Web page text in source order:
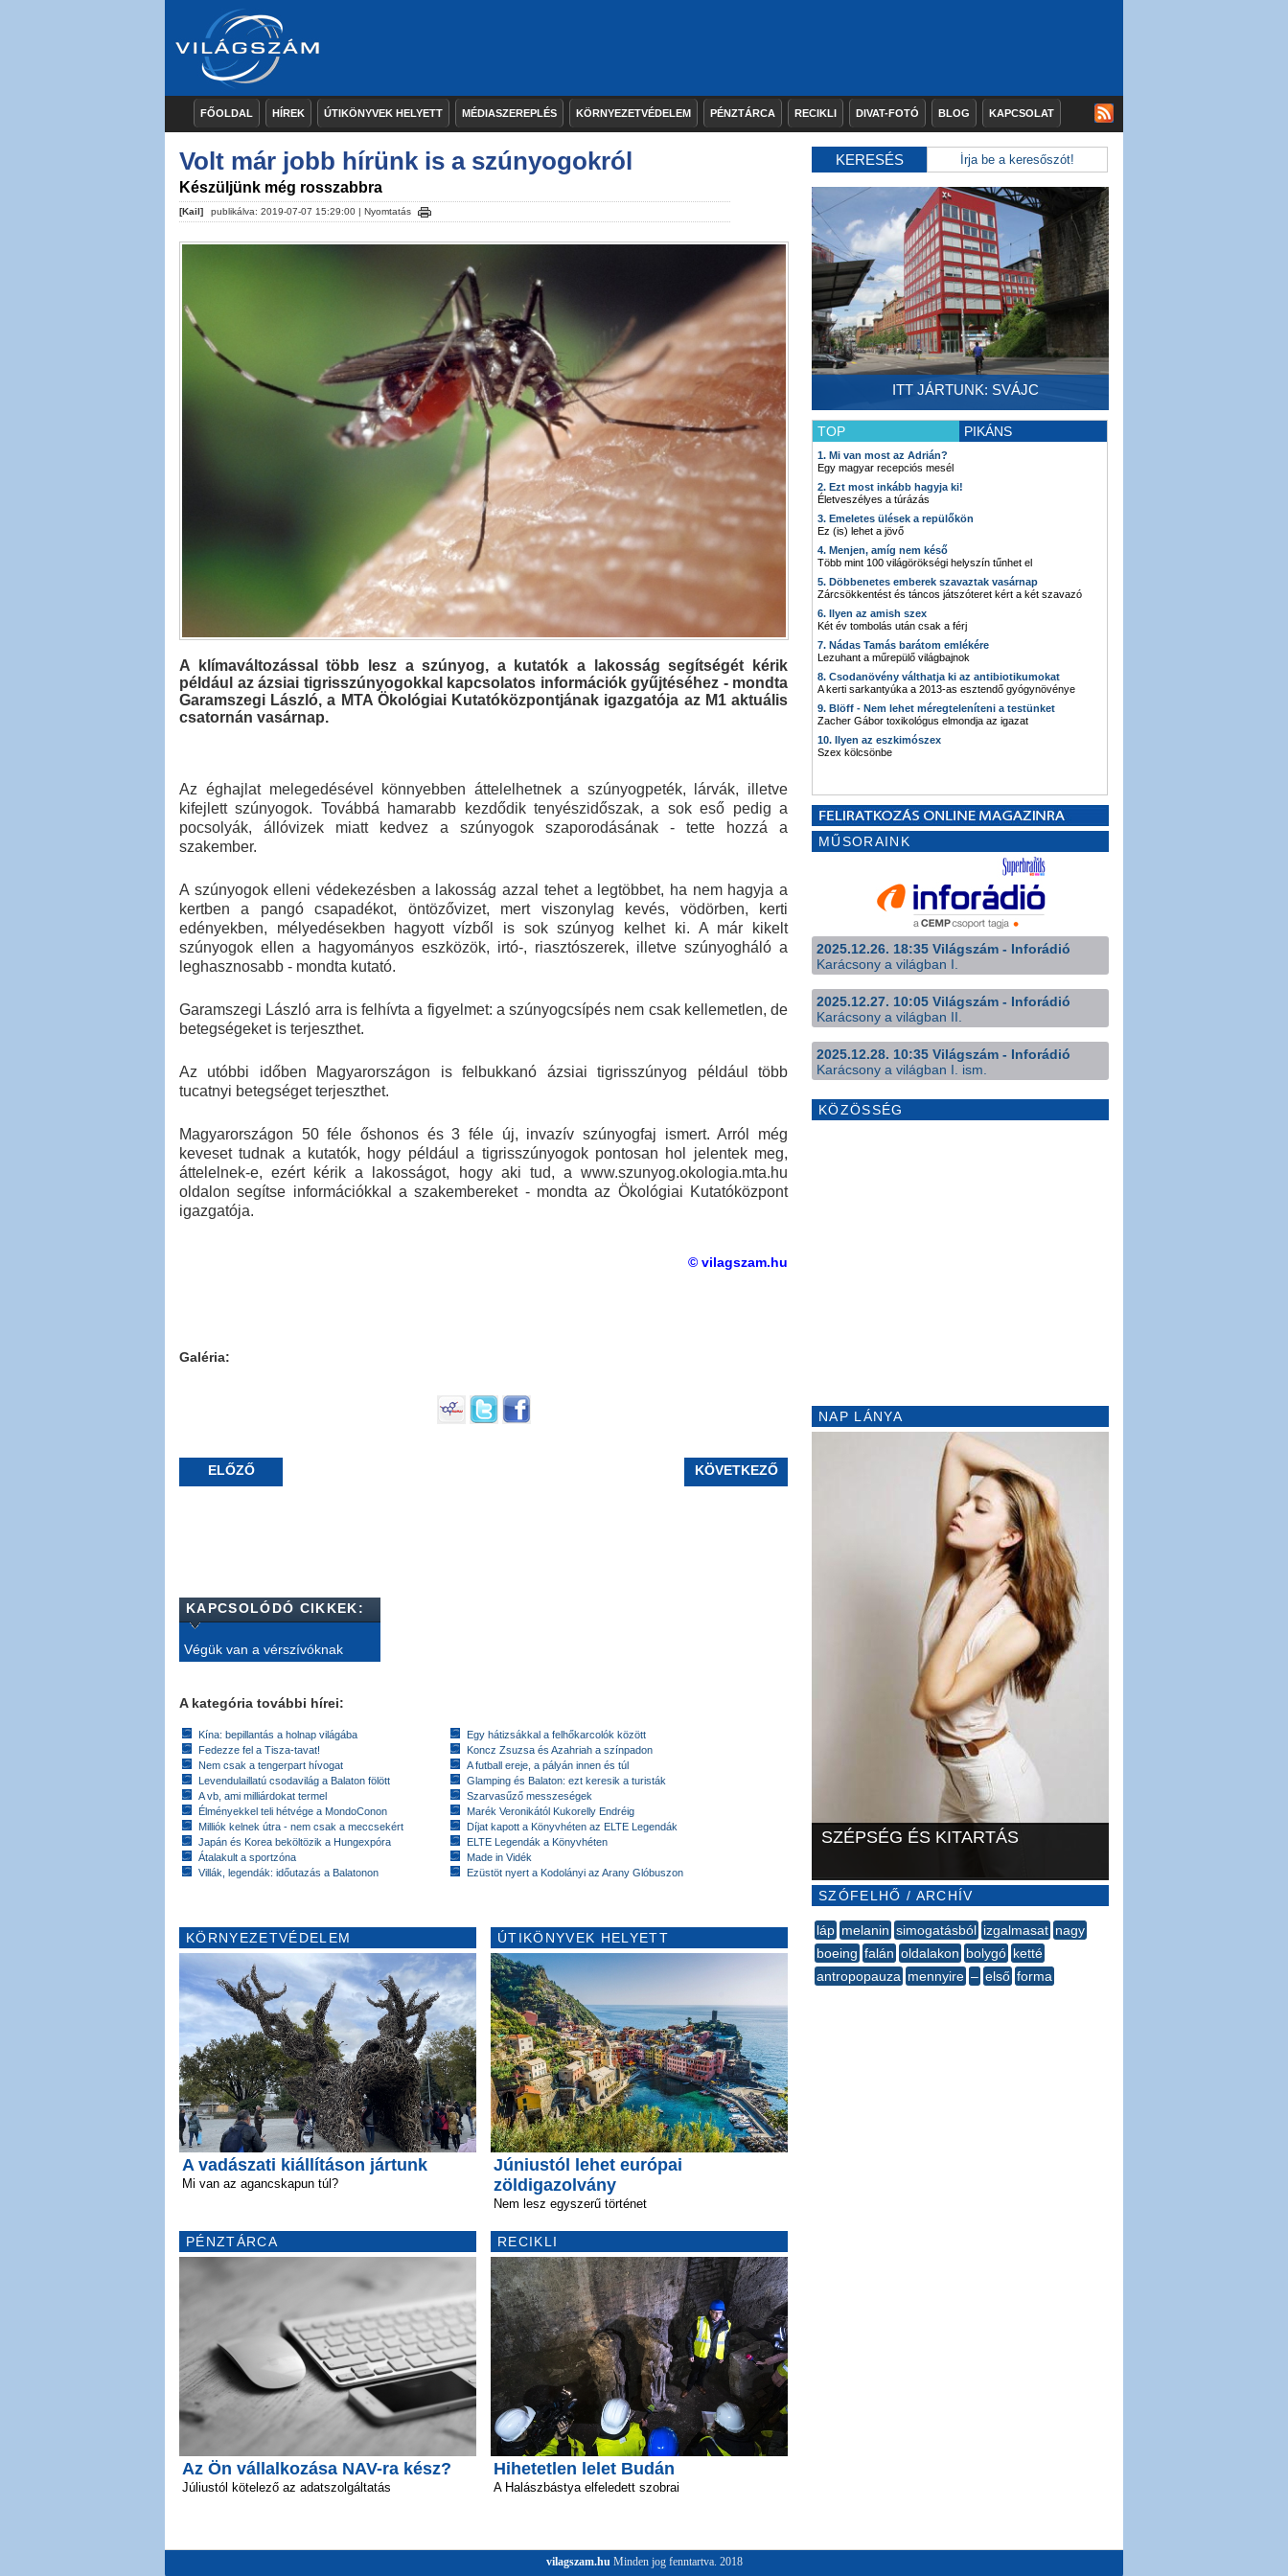
FŐOLDAL HÍREK ÚTIKÖNYVEK HELYETT MÉDIASZEREPLÉS KÖRNYEZETVÉDELEM PÉNZTÁRCA RECIKLI DIVAT-FOTÓ BLOG KAPCSOLAT
Volt már jobb hírünk is a szúnyogokról
Készüljünk még rosszabbra
[Kail] publikálva: 2019-07-07 15:29:00 | Nyomtatás
A klímaváltozással több lesz a szúnyog, a kutatók a lakosság segítségét kérik
például az ázsiai tigrisszúnyogokkal kapcsolatos információk gyűjtéséhez - mondta
Garamszegi László, a MTA Ökológiai Kutatóközpontjának igazgatója az M1 aktuális
csatornán vasárnap.
Az éghajlat melegedésével könnyebben áttelelhetnek a szúnyogpeték, lárvák, illetve
kifejlett szúnyogok. Továbbá hamarabb kezdődik tenyészidőszak, a sok eső pedig a
pocsolyák, állóvizek miatt kedvez a szúnyogok szaporodásának - tette hozzá a
szakember.
A szúnyogok elleni védekezésben a lakosság azzal tehet a legtöbbet, ha nem hagyja a
kertben a pangó csapadékot, öntözővizet, mert viszonylag kevés, vödörben, kerti
edényekben, mélyedésekben hagyott vízből is sok szúnyog kelhet ki. A már kikelt
szúnyogok ellen a hagyományos eszközök, irtó-, riasztószerek, illetve szúnyogháló a
leghasznosabb - mondta kutató.
Garamszegi László arra is felhívta a figyelmet: a szúnyogcsípés nem csak kellemetlen, de
betegségeket is terjeszthet.
Az utóbbi időben Magyarországon is felbukkanó ázsiai tigrisszúnyog például több
tucatnyi betegséget terjeszthet.
Magyarországon 50 féle őshonos és 3 féle új, invazív szúnyogfaj ismert. Arról még
keveset tudnak a kutatók, hogy például a tigrisszúnyogok pontosan hol jelentek meg,
áttelelnek-e, ezért kérik a lakosságot, hogy aki tud, a www.szunyog.okologia.mta.hu
oldalon segítse információkkal a szakembereket - mondta az Ökológiai Kutatóközpont
igazgatója.
© vilagszam.hu
Galéria:
ELŐZŐ KÖVETKEZŐ
KAPCSOLÓDÓ CIKKEK:
Végük van a vérszívóknak
A kategória további hírei:
Kína: bepillantás a holnap világába
Fedezze fel a Tisza-tavat!
Nem csak a tengerpart hívogat
Levendulaillatú csodavilág a Balaton fölött
A vb, ami milliárdokat termel
Élményekkel teli hétvége a MondoConon
Milliók kelnek útra - nem csak a meccsekért
Japán és Korea beköltözik a Hungexpóra
Átalakult a sportzóna
Villák, legendák: időutazás a Balatonon
Egy hátizsákkal a felhőkarcolók között
Koncz Zsuzsa és Azahriah a színpadon
A futball ereje, a pályán innen és túl
Glamping és Balaton: ezt keresik a turisták
Szarvasűző messzeségek
Marék Veronikától Kukorelly Endréig
Díjat kapott a Könyvhéten az ELTE Legendák
ELTE Legendák a Könyvhéten
Made in Vidék
Ezüstöt nyert a Kodolányi az Arany Glóbuszon
KÖRNYEZETVÉDELEM
A vadászati kiállításon jártunk
Mi van az agancskapun túl?
PÉNZTÁRCA
Az Ön vállalkozása NAV-ra kész?
Júliustól kötelező az adatszolgáltatás
ÚTIKÖNYVEK HELYETT
Júniustól lehet európai
zöldigazolvány
Nem lesz egyszerű történet
RECIKLI
Hihetetlen lelet Budán
A Halászbástya elfeledett szobrai
KERESÉS
ITT JÁRTUNK: SVÁJC
TOP PIKÁNS
1. Mi van most az Adrián?
Egy magyar recepciós mesél
2. Ezt most inkább hagyja ki!
Életveszélyes a túrázás
3. Emeletes ülések a repülőkön
Ez (is) lehet a jövő
4. Menjen, amíg nem késő
Több mint 100 világörökségi helyszín tűnhet el
5. Döbbenetes emberek szavaztak vasárnap
Zárcsökkentést és táncos játszóteret kért a két szavazó
6. Ilyen az amish szex
Két év tombolás után csak a férj
7. Nádas Tamás barátom emlékére
Lezuhant a műrepülő világbajnok
8. Csodanövény válthatja ki az antibiotikumokat
A kerti sarkantyúka a 2013-as esztendő gyógynövénye
9. Blöff - Nem lehet méregteleníteni a testünket
Zacher Gábor toxikológus elmondja az igazat
10. Ilyen az eszkimószex
Szex kölcsönbe
MŰSORAINK
2025.12.26. 18:35 Világszám - Inforádió
Karácsony a világban I.
2025.12.27. 10:05 Világszám - Inforádió
Karácsony a világban II.
2025.12.28. 10:35 Világszám - Inforádió
Karácsony a világban I. ism.
KÖZÖSSÉG
NAP LÁNYA
SZÉPSÉG ÉS KITARTÁS
SZÓFELHŐ / ARCHÍV
láp melanin simogatásból izgalmasat nagy
boeing falán oldalakon bolygó ketté
antropopauza mennyire – első forma
vilagszam.huMinden jog fenntartva. 2018